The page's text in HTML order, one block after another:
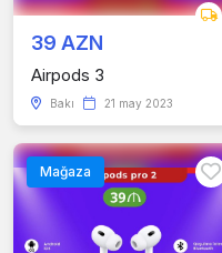
39 AZN
Airpods 3
Bakı 21 may 2023
Mağaza